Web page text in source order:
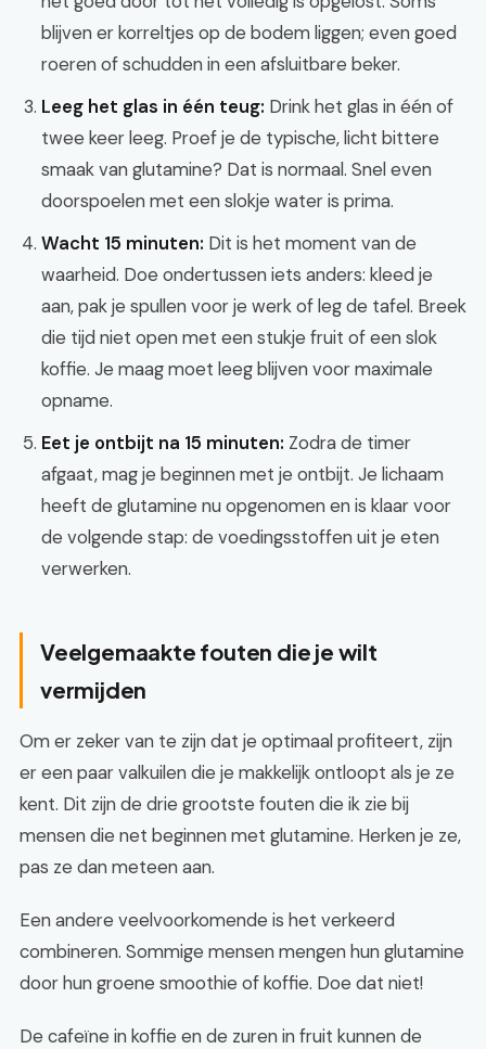
blijven er korreltjes op de bodem liggen; even goed
roeren of schudden in een afsluitbare beker.
Leeg het glas in één teug: Drink het glas in één of
twee keer leeg. Proef je de typische, licht bittere
smaak van glutamine? Dat is normaal. Snel even
doorspoelen met een slokje water is prima.
Wacht 15 minuten: Dit is het moment van de
waarheid. Doe ondertussen iets anders: kleed je
aan, pak je spullen voor je werk of leg de tafel. Breek
die tijd niet open met een stukje fruit of een slok
koffie. Je maag moet leeg blijven voor maximale
opname.
Eet je ontbijt na 15 minuten: Zodra de timer
afgaat, mag je beginnen met je ontbijt. Je lichaam
heeft de glutamine nu opgenomen en is klaar voor
de volgende stap: de voedingsstoffen uit je eten
verwerken.
Veelgemaakte fouten die je wilt
vermijden
Om er zeker van te zijn dat je optimaal profiteert, zijn
er een paar valkuilen die je makkelijk ontloopt als je ze
kent. Dit zijn de drie grootste fouten die ik zie bij
mensen die net beginnen met glutamine. Herken je ze,
pas ze dan meteen aan.
Een andere veelvoorkomende is het verkeerd
combineren. Sommige mensen mengen hun glutamine
door hun groene smoothie of koffie. Doe dat niet!
De cafeïne in koffie en de zuren in fruit kunnen de